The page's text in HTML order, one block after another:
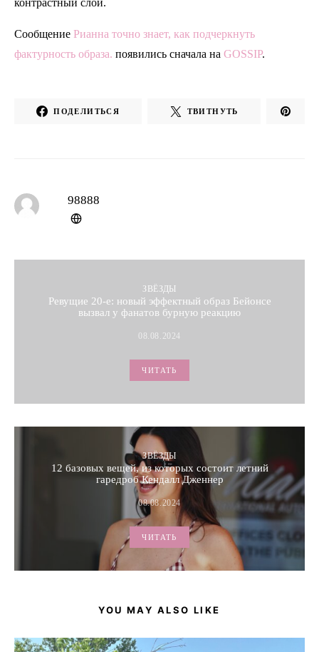
контрастный слой.
Сообщение Рианна точно знает, как подчеркнуть
фактурность образа. появились сначала на GOSSIP.
ПОДЕЛИТЬСЯ ТВИТНУТЬ
98888
ЗВЁЗДЫ
Ревущие 20-е: новый эффектный образ Бейонсе
вызвал у фанатов бурную реакцию
08.08.2024
ЧИТАТЬ
ЗВЁЗДЫ
12 базовых вещей, из которых состоит летний
гаредроб Кендалл Дженнер
08.08.2024
ЧИТАТЬ
YOU MAY ALSO LIKE